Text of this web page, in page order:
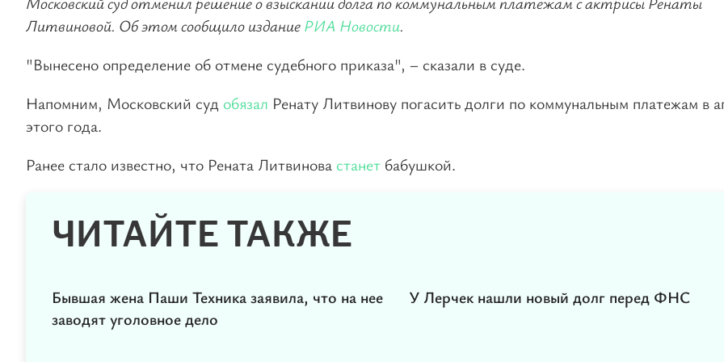
Литвиновой. Об этом сообщило изданиеРИА Новости.
"Вынесено определение об отмене судебного приказа", – сказали в суде.
Напомним, Московский суд обязал Ренату Литвинову погасить долги по коммунальным платежам в
этого года.
Ранее стало известно, что Рената Литвинова станет бабушкой.
ЧИТАЙТЕ ТАКЖЕ
Бывшая жена Паши Техника заявила, что на нее
заводят уголовное дело
У Лерчек нашли новый долг перед ФНС